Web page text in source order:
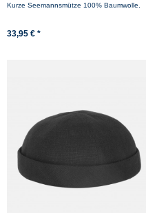
Baumwolle Dockermütze kurz flach -
Kurze Seemannsmütze 100% Baumwolle.
33,95 € *